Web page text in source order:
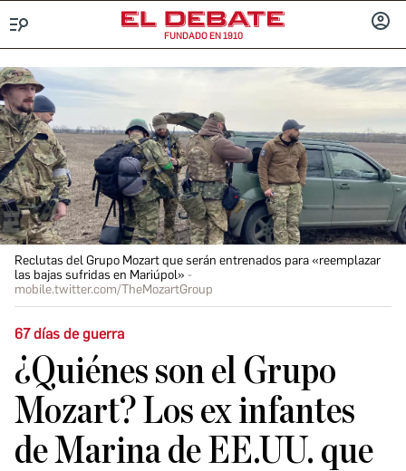
FUNDADO EN 1910
Reclutas del Grupo Mozart que serán entrenados para «reemplazar
las bajas sufridas en Mariúpol»
mobile.twitter.com/TheMozartGroup
67 días de guerra
¿Quiénes son el Grupo
Mozart? Los ex infantes
de Marina de EE.UU. que